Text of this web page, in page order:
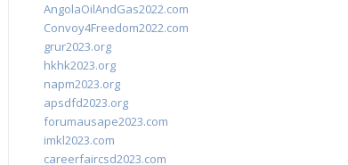
AngolaOilAndGas2022.com
Convoy4Freedom2022.com
grur2023.org
hkhk2023.org
napm2023.org
apsdfd2023.org
forumausape2023.com
imkl2023.com
careerfaircsd2023.com